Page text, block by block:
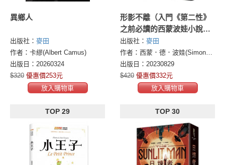
異鄉人
出版社： 麥田
作者：卡繆(Albert Camus)
出版日：20260324
$320 優惠價253元
放入購物車
形影不離（入門《第二性》
之前必讀的西蒙波娃小說‧
塵封逾半世紀、震撼歐洲文
壇之精湛傑作）
出版社： 麥田
作者：西蒙．德．波娃(Simone de Beauvoir)
出版日：20230829
$420 優惠價332元
放入購物車
TOP 29 TOP 30